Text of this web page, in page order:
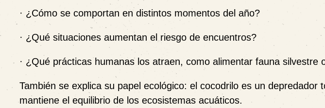
· ¿Cómo se comportan en distintos momentos del año?
· ¿Qué situaciones aumentan el riesgo de encuentros?
· ¿Qué prácticas humanas los atraen, como alimentar fauna silvestre
También se explica su papel ecológico: el cocodrilo es un depredador
mantiene el equilibrio de los ecosistemas acuáticos.